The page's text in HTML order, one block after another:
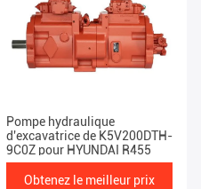
Pompe hydraulique
d'excavatrice de K5V200DTH-
9C0Z pour HYUNDAI R455
Obtenez le meilleur prix